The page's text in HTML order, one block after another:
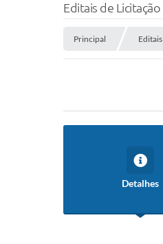
Editais de Licitação
Principal Editais
Detalhes